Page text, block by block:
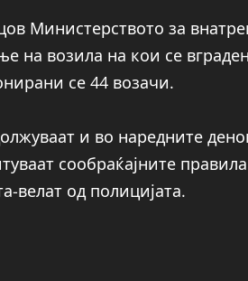
Министерството за
на возила на кои се
се 44 возачи.
и во наредните
сообраќајните
велат од полицијата.